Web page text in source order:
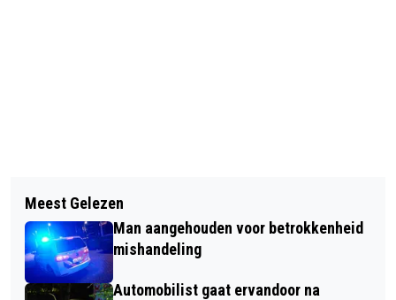
CANNABIS IN HARIBO-SNOEP,
MEERDERE MENSEN ONWEL
ZO'N 140 BASISSCHOLEN IN BRABANT
DOEN MEE MET 2E WEEK VAN DE
NATUUR
Meest Gelezen
Man aangehouden voor betrokkenheid
mishandeling
Automobilist gaat ervandoor na